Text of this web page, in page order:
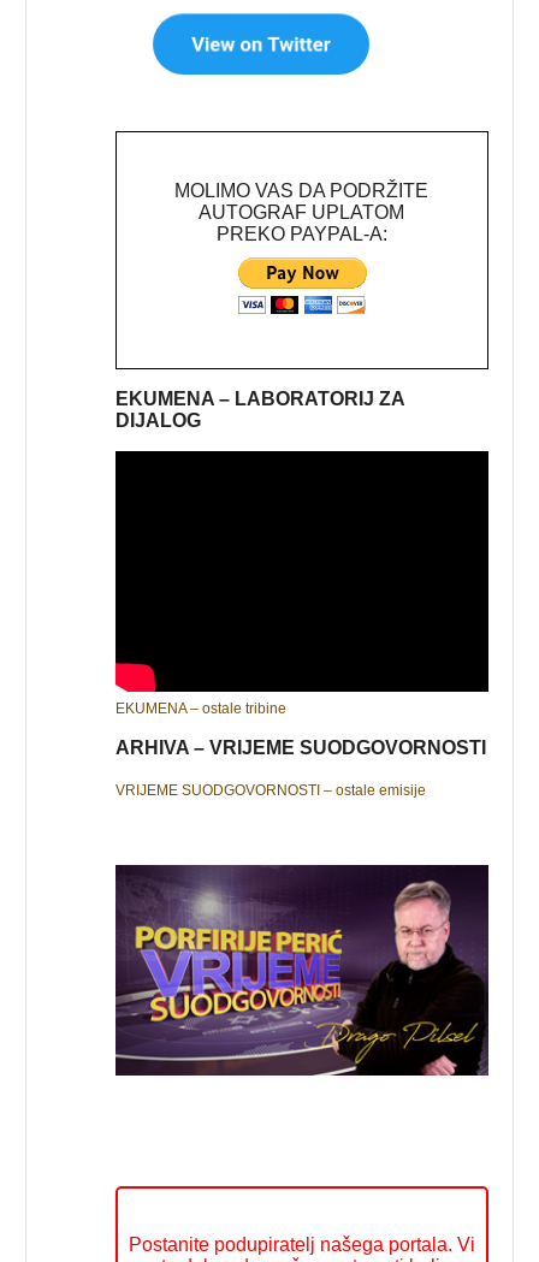
MOLIMO VAS DA PODRŽITE
AUTOGRAF UPLATOM
PREKO PAYPAL-A:
EKUMENA – LABORATORIJ ZA
DIJALOG
EKUMENA – ostale tribine
ARHIVA – VRIJEME SUODGOVORNOSTI
VRIJEME SUODGOVORNOSTI – ostale emisije
Postanite podupiratelj našega portala. Vi